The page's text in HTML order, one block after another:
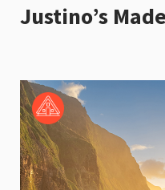
Justino’s